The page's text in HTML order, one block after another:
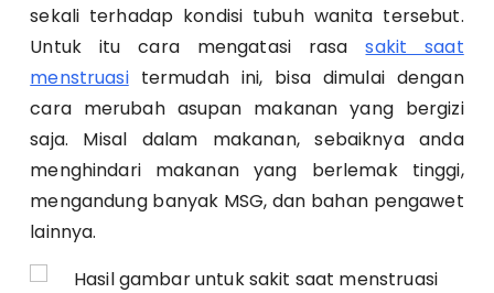
sekali terhadap kondisi tubuh wanita tersebut.
Untuk itu cara mengatasi rasasakit saat
menstruasitermudah ini, bisa dimulai dengan
cara merubah asupan makanan yang bergizi
saja. Misal dalam makanan, sebaiknya anda
menghindari makanan yang berlemak tinggi,
mengandung banyak MSG, dan bahan pengawet
lainnya.